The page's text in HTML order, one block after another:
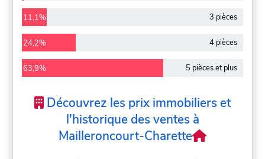
11,1% 3 pièces
24,2% 4 pièces
63,9% 5 pièces et plus
Découvrez les prix immobiliers et
l'historique des ventes à
Mailleroncourt-Charette